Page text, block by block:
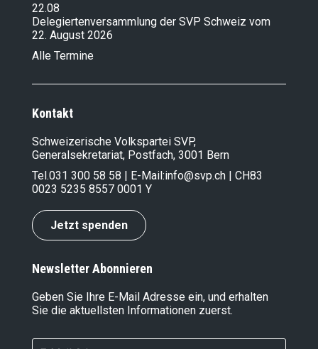
22.08
Delegiertenversammlung der SVP Schweiz vom
22. August 2026
Alle Termine
Kontakt
Schweizerische Volkspartei SVP,
Generalsekretariat, Postfach, 3001 Bern
Tel.031 300 58 58 | E-Mail:info@svp.ch | CH83
0023 5235 8557 0001 Y
Jetzt spenden
Newsletter Abonnieren
Geben Sie Ihre E-Mail Adresse ein, und erhalten
Sie die aktuellsten Informationen zuerst.